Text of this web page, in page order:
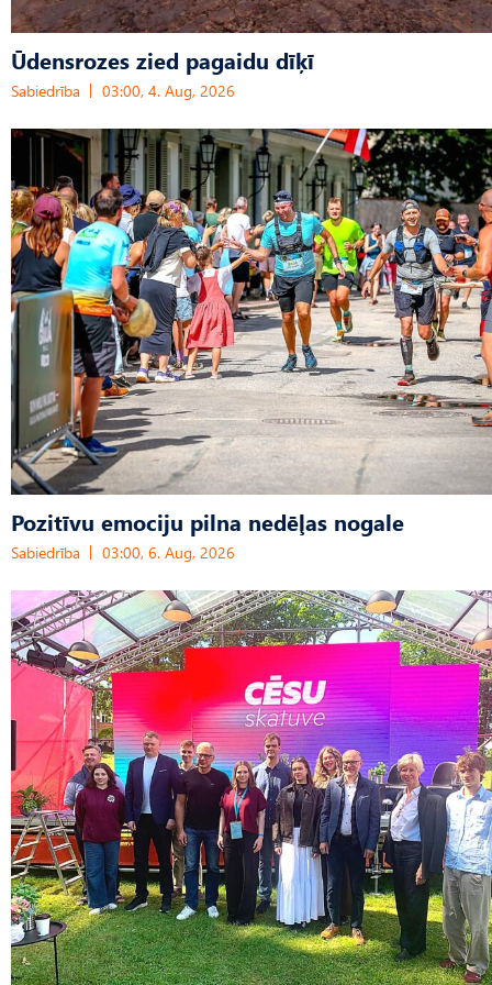
Ūdensrozes zied pagaidu dīķī
Sabiedrība 03:00, 4. Aug, 2026
Pozitīvu emociju pilna nedēļas nogale
Sabiedrība 03:00, 6. Aug, 2026